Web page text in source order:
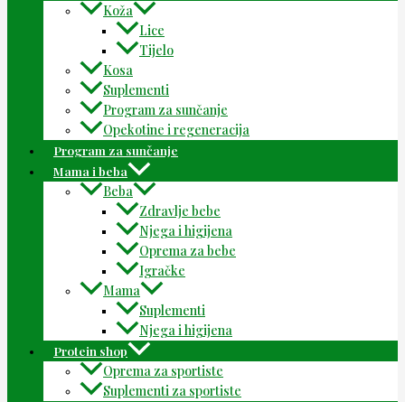
Koža
Lice
Tijelo
Kosa
Suplementi
Program za sunčanje
Opekotine i regeneracija
Program za sunčanje
Mama i beba
Beba
Zdravlje bebe
Njega i higijena
Oprema za bebe
Igračke
Mama
Suplementi
Njega i higijena
Protein shop
Oprema za sportiste
Suplementi za sportiste